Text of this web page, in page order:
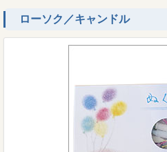
ローソク／キャンドル